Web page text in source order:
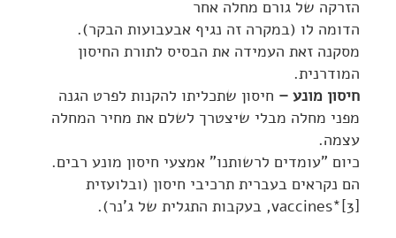
הזרקה של גורם מחלה אחר
הדומה לו (במקרה זה נגיף אבעבועות הבקר).
מסקנה זאת העמידה את הבסיס לתורת החיסון
המודרנית.
חיסון מונע – חיסון שתכליתו להקנות לפרט הגנה
מפני מחלה מבלי שיצטרך לשלם את מחיר המחלה
עצמה.
כיום "עומדים לרשותנו" אמצעי חיסון מונע רבים.
הם נקראים בעברית תרכיבי חיסון (ובלועזית
[3]*vaccines, בעקבות התגלית של ג'נר).